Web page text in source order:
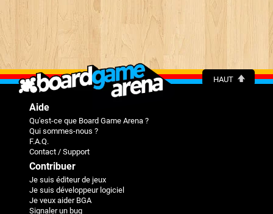
HAUT
Aide
Qu'est-ce que Board Game Arena ?
Qui sommes-nous ?
F.A.Q.
Contact / Support
Contribuer
Je suis éditeur de jeux
Je suis développeur logiciel
Je veux aider BGA
Signaler un bug